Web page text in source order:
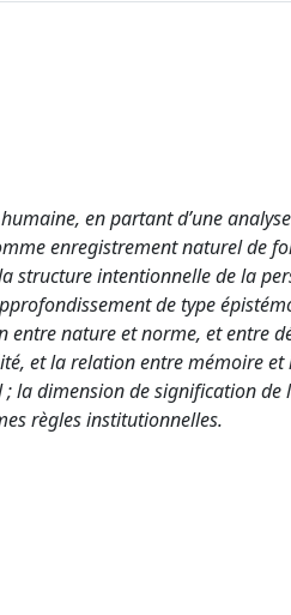
en partant d’une analyse
enregistrement naturel de
structure intentionnelle de la
de type
entre nature et norme, et entre
et la relation entre mémoire
la dimension de signification de
règles institutionnelles.